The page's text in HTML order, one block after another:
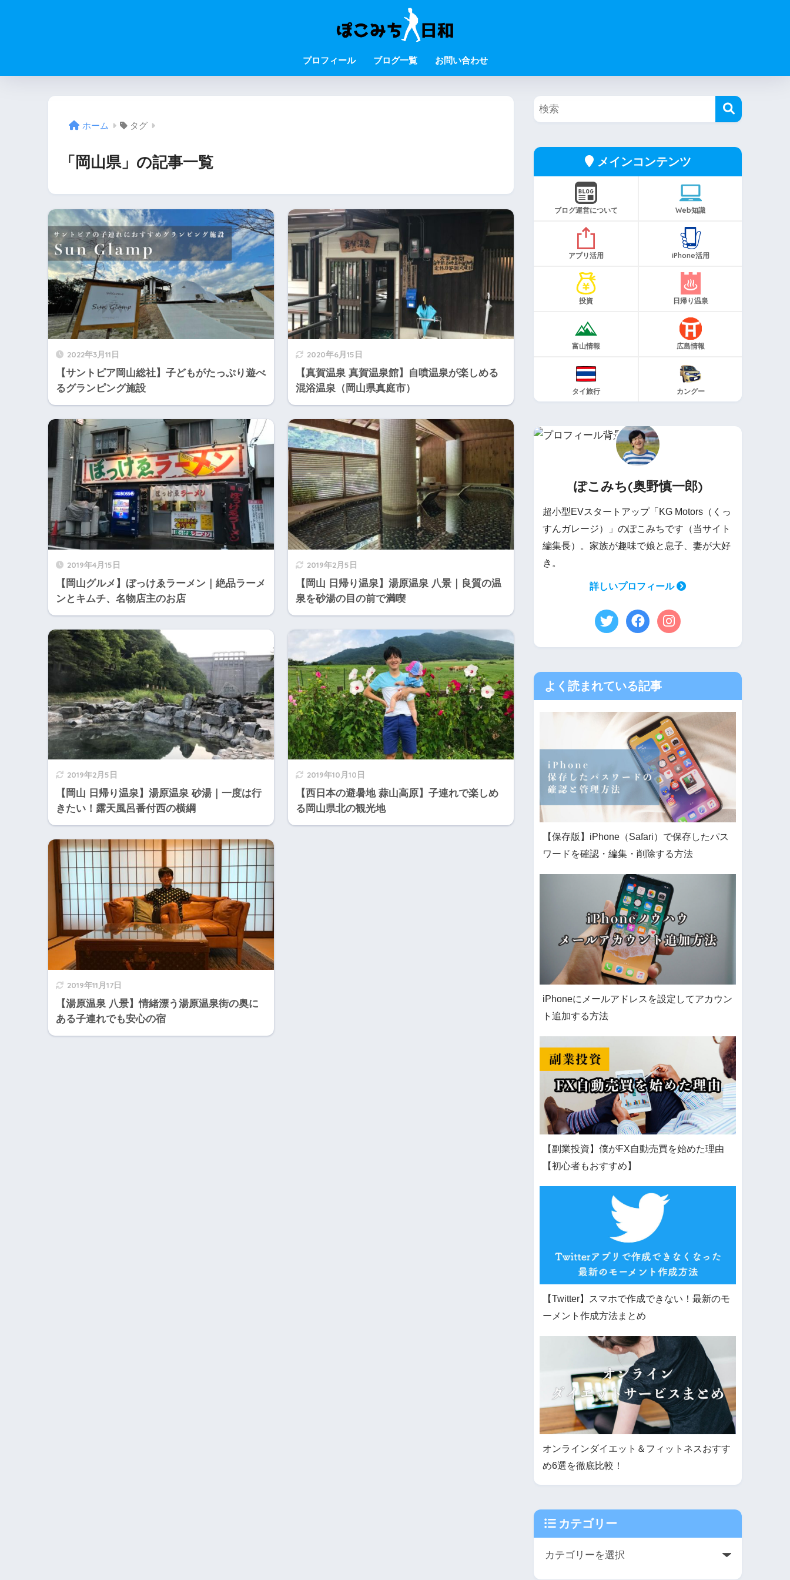
プロフィール ブログ一覧 お問い合わせ
ホーム タグ
「岡山県」の記事一覧
2022年3月11日
【サントピア岡山総社】子どもがたっぷり遊べ
るグランピング施設
2020年6月15日
【真賀温泉 真賀温泉館】自噴温泉が楽しめる
混浴温泉（岡山県真庭市）
2019年4月15日
【岡山グルメ】ぼっけゑラーメン｜絶品ラーメ
ンとキムチ、名物店主のお店
2019年2月5日
【岡山 日帰り温泉】湯原温泉 八景｜良質の温
泉を砂湯の目の前で満喫
2019年2月5日
【岡山 日帰り温泉】湯原温泉 砂湯｜一度は行
きたい！露天風呂番付西の横綱
2019年10月10日
【西日本の避暑地 蒜山高原】子連れで楽しめ
る岡山県北の観光地
2019年11月17日
【湯原温泉 八景】情緒漂う湯原温泉街の奥に
ある子連れでも安心の宿
メインコンテンツ
ブログ運営について Web知識
アプリ活用 iPhone活用
投資 日帰り温泉
富山情報 広島情報
タイ旅行 カングー
ぽこみち(奥野慎一郎)
超小型EVスタートアップ「KG Motors（くっ
すんガレージ）」のぽこみちです（当サイト
編集長）。家族が趣味で娘と息子、妻が大好
き。
詳しいプロフィール
よく読まれている記事
【保存版】iPhone（Safari）で保存したパス
ワードを確認・編集・削除する方法
iPhoneにメールアドレスを設定してアカウン
ト追加する方法
【副業投資】僕がFX自動売買を始めた理由
【初心者もおすすめ】
【Twitter】スマホで作成できない！最新のモ
ーメント作成方法まとめ
オンラインダイエット＆フィットネスおすす
め6選を徹底比較！
カテゴリー